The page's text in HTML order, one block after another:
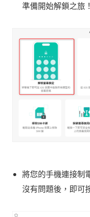
準備開始解鎖之旅！
將您的手機連接制
沒有問題後，即可